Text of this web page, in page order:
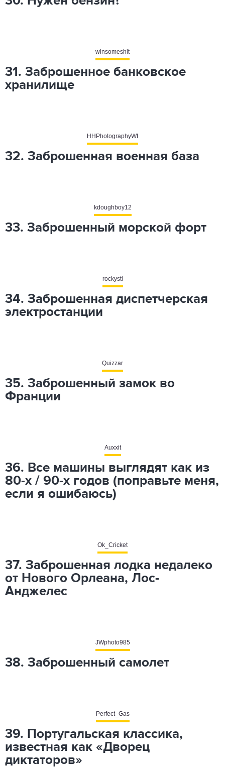
winsomeshit
31. Заброшенное банковское
хранилище
HHPhotographyWI
32. Заброшенная военная база
kdoughboy12
33. Заброшенный морской форт
rockystl
34. Заброшенная диспетчерская
электростанции
Quizzar
35. Заброшенный замок во
Франции
Auxxit
36. Все машины выглядят как из
80-х / 90-х годов (поправьте меня,
если я ошибаюсь)
Ok_Cricket
37. Заброшенная лодка недалеко
от Нового Орлеана, Лос-
Анджелес
JWphoto985
38. Заброшенный самолет
Perfect_Gas
39. Португальская классика,
известная как «Дворец
диктаторов»